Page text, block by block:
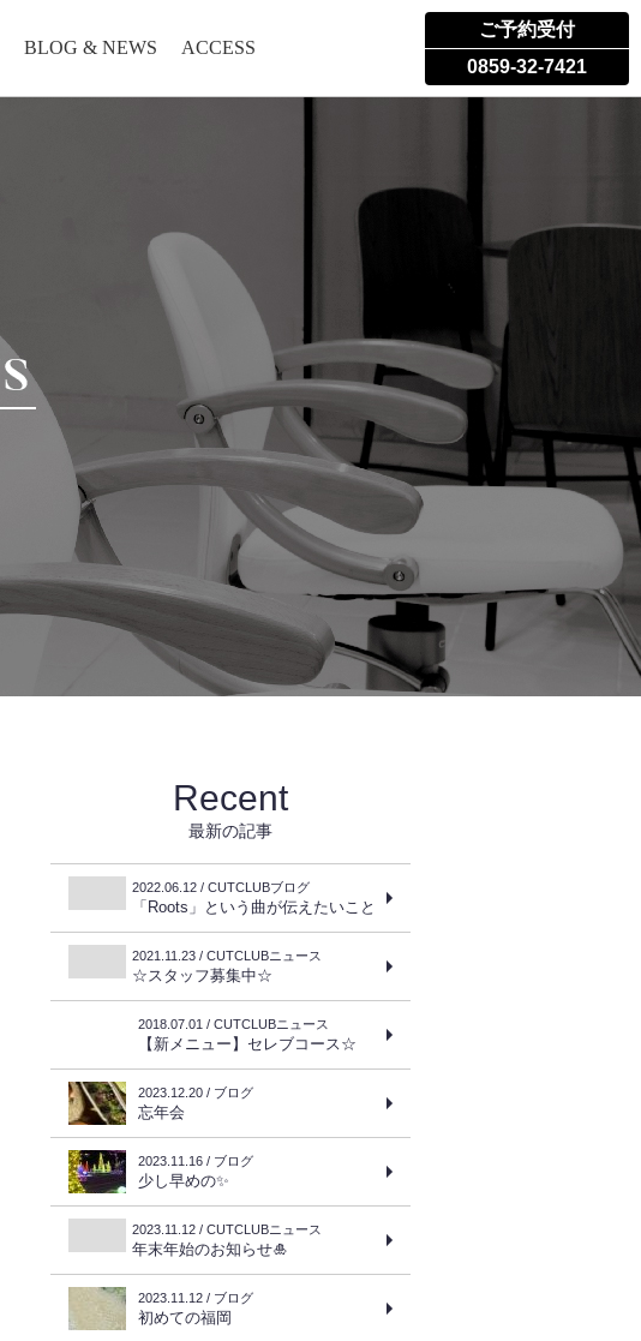
BLOG & NEWS ACCESS
ご予約受付
0859-32-7421
Recent
最新の記事
2022.06.12 / CUTCLUBブログ
「Roots」という曲が伝えたいこと
2021.11.23 / CUTCLUBニュース
☆スタッフ募集中☆
2018.07.01 / CUTCLUBニュース
【新メニュー】セレブコース☆
2023.12.20 / ブログ
忘年会
2023.11.16 / ブログ
少し早めの✨
2023.11.12 / CUTCLUBニュース
年末年始のお知らせ🎍
2023.11.12 / ブログ
初めての福岡